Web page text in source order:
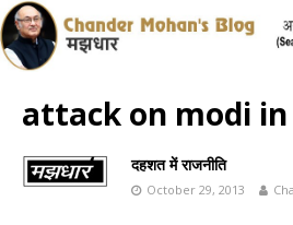
attack on modi
दहशत में राजनीति
October 29, 2013